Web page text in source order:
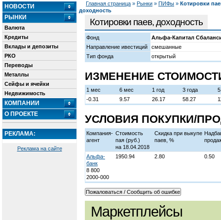
Главная страница » Рынки » ПИФы » Котировки
доходность
НОВОСТИ
РЫНКИ
Валюта
Кредиты
Вклады и депозиты
РКО
Переводы
Металлы
Сейфы и ячейки
Недвижимость
КОМПАНИИ
О ПРОЕКТЕ
РЕКЛАМА:
Реклама на сайте
Котировки паев, доходность
Фонд
Альфа-Капитал
Направление ивестиций
смешанные
Тип фонда
открытый
ИЗМЕНЕНИЕ
1 мес 6 мес 1 год 3 года
-0.31
9.57 26.17 58.27
УСЛОВИЯ ПОКУПКИ/
Компания-
агент
Стоимость
пая (руб.)
на 18.04.2018
Скидка при выкупе
паев, %
Альфа-
банк
8 800
2000-000
1950.94 2.80 0.50
Маркетплейсы